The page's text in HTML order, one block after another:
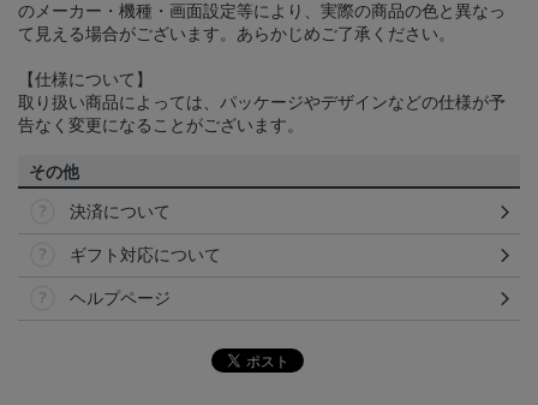
のメーカー・機種・画面設定等により、実際の商品の色と異なっ
て見える場合がございます。あらかじめご了承ください。
【仕様について】
取り扱い商品によっては、パッケージやデザインなどの仕様が予
告なく変更になることがございます。
その他
決済について
ギフト対応について
ヘルプページ